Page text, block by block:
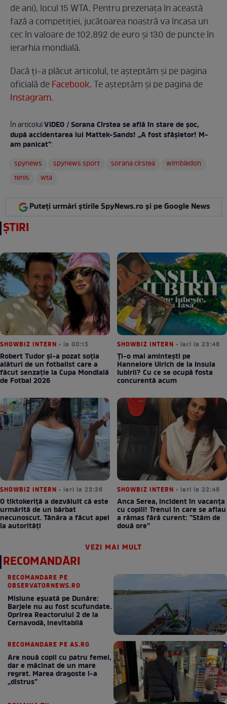
de ani), locul 15 WTA. Pentru prezenaţa în această
fază a competiţiei, jucătoarea noastră va încasa un
cec în valoare de 102.892 de euro şi 130 de puncte în
ierarhia mondială.
Dacă ți-a plăcut articolul, te așteptăm și pe pagina
oficială deFacebook. Te aşteptăm şi pe pagina de
Instagram.
În articolulVIDEO / Sorana Cîrstea se află în stare de şoc,
după accidentarea lui Mattek-Sands! „A fost sfâşietor! M-
am panicat”:
spynews
spynews sport sorana cirstea
wimbledon
tenis
wta
Puteți urmări știrile SpyNews.ro și pe Google News
ȘTIRI
SHOWBIZ INTERN • la 00:15
Robert Tudor și-a pozat soția
alături de un fotbalist care a
făcut senzație la Cupa Mondială
de Fotbal 2026
SHOWBIZ INTERN • ieri la 23:48
Ți-o mai amintești pe
Hannelore Ulrich de la Insula
Iubirii? Cu ce se ocupă fosta
concurentă acum
SHOWBIZ INTERN • ieri la 23:36
O tiktokeriță a dezvăluit că este
urmărită de un bărbat
necunoscut. Tânăra a făcut apel
la autorități
SHOWBIZ INTERN • ieri la 22:48
Anca Serea, incident în vacanța
cu copiii! Trenul în care se aflau
a rămas fără curent: ”Stăm de
două ore”
VEZI MAI MULT
RECOMANDĂRI
RECOMANDARE PE
OBSERVATORNEWS.RO
Misiune eșuată pe Dunăre:
Barjele nu au fost scufundate.
Oprirea Reactorului 2 de la
Cernavodă, inevitabilă
RECOMANDARE PE AS.RO
Are nouă copii cu patru femei,
dar e măcinat de un mare
regret. Marea dragoste l-a
„distrus”